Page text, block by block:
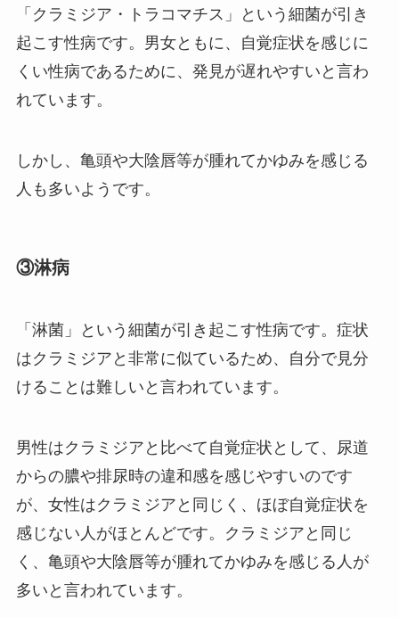
「クラミジア・トラコマチス」という細菌が引き
起こす性病です。男女ともに、自覚症状を感じに
くい性病であるために、発見が遅れやすいと言わ
れています。
しかし、亀頭や大陰唇等が腫れてかゆみを感じる
人も多いようです。
③淋病
「淋菌」という細菌が引き起こす性病です。症状
はクラミジアと非常に似ているため、自分で見分
けることは難しいと言われています。
男性はクラミジアと比べて自覚症状として、尿道
からの膿や排尿時の違和感を感じやすいのです
が、女性はクラミジアと同じく、ほぼ自覚症状を
感じない人がほとんどです。クラミジアと同じ
く、亀頭や大陰唇等が腫れてかゆみを感じる人が
多いと言われています。